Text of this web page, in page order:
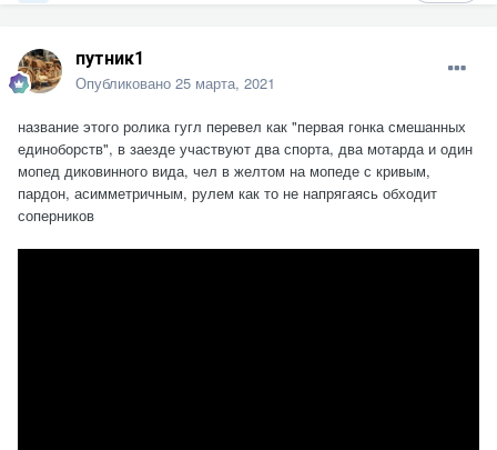
путник1
Опубликовано 25 марта, 2021
название этого ролика гугл перевел как "первая гонка смешанных
единоборств", в заезде участвуют два спорта, два мотарда и один
мопед диковинного вида, чел в желтом на мопеде с кривым,
пардон, асимметричным, рулем как то не напрягаясь обходит
соперников